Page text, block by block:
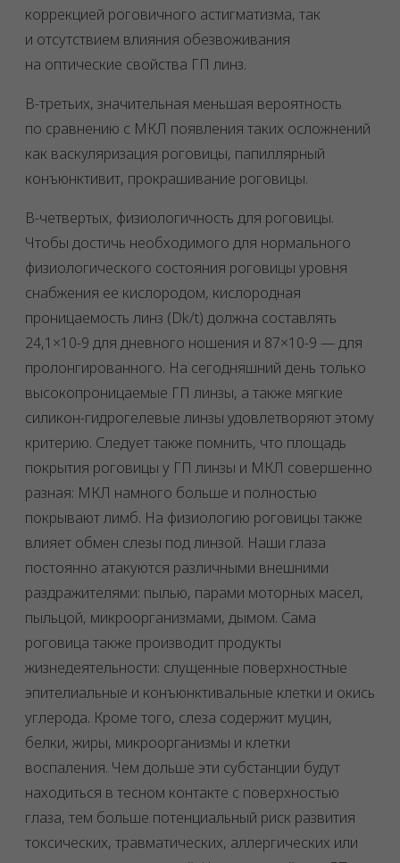
коррекцией роговичного астигматизма, так
и отсутствием влияния обезвоживания
на оптические свойства ГП линз.
В-третьих, значительная меньшая вероятность
по сравнению с МКЛ появления таких осложнений
как васкуляризация роговицы, папиллярный
конъюнктивит, прокрашивание роговицы.
В-четвертых, физиологичность для роговицы.
Чтобы достичь необходимого для нормального
физиологического состояния роговицы уровня
снабжения ее кислородом, кислородная
проницаемость линз (Dk/t) должна составлять
24,1×10-9 для дневного ношения и 87×10-9 — для
пролонгированного. На сегодняшний день только
высокопроницаемые ГП линзы, а также мягкие
силикон-гидрогелевые линзы удовлетворяют этому
критерию. Следует также помнить, что площадь
покрытия роговицы у ГП линзы и МКЛ совершенно
разная: МКЛ намного больше и полностью
покрывают лимб. На физиологию роговицы также
влияет обмен слезы под линзой. Наши глаза
постоянно атакуются различными внешними
раздражителями: пылью, парами моторных масел,
пыльцой, микроорганизмами, дымом. Сама
роговица также производит продукты
жизнедеятельности: слущенные поверхностные
эпителиальные и конъюнктивальные клетки и окись
углерода. Кроме того, слеза содержит муцин,
белки, жиры, микроорганизмы и клетки
воспаления. Чем дольше эти субстанции будут
находиться в тесном контакте с поверхностью
глаза, тем больше потенциальный риск развития
токсических, травматических, аллергических или